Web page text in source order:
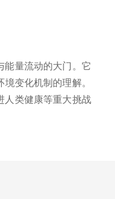
量流动的大门。它
变化机制的理解。
人类健康等重大挑战